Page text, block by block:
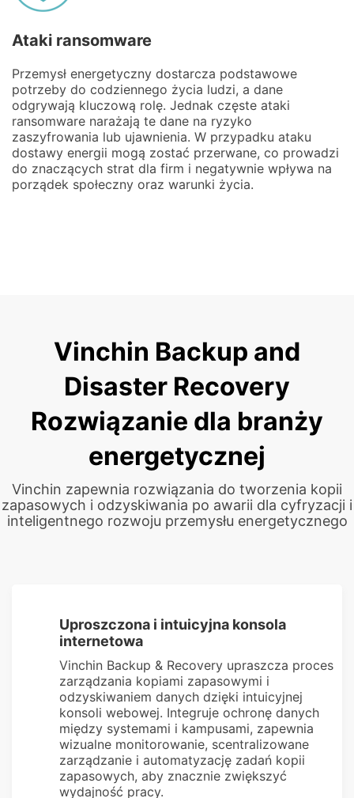
Ataki ransomware
Przemysł energetyczny dostarcza podstawowe
potrzeby do codziennego życia ludzi, a dane
odgrywają kluczową rolę. Jednak częste ataki
ransomware narażają te dane na ryzyko
zaszyfrowania lub ujawnienia. W przypadku ataku
dostawy energii mogą zostać przerwane, co prowadzi
do znaczących strat dla firm i negatywnie wpływa na
porządek społeczny oraz warunki życia.
Vinchin Backup and
Disaster Recovery
Rozwiązanie dla branży
energetycznej
Vinchin zapewnia rozwiązania do tworzenia kopii
zapasowych i odzyskiwania po awarii dla cyfryzacji i
inteligentnego rozwoju przemysłu energetycznego
Uproszczona i intuicyjna konsola
internetowa
Vinchin Backup & Recovery upraszcza proces
zarządzania kopiami zapasowymi i
odzyskiwaniem danych dzięki intuicyjnej
konsoli webowej. Integruje ochronę danych
między systemami i kampusami, zapewnia
wizualne monitorowanie, scentralizowane
zarządzanie i automatyzację zadań kopii
zapasowych, aby znacznie zwiększyć
wydajność pracy.